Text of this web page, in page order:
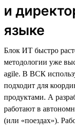
и
языке
Блок ИТ быстро
методологии уже
agile. В ВСК
подходит для
продуктами. А
работают в
(или «поездах»).